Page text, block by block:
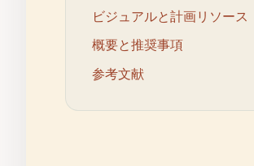
ビジュアルと計画リソース
概要と推奨事項
参考文献